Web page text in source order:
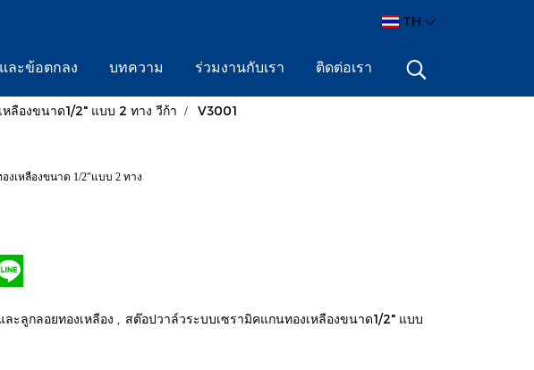
TH
ละข้อตกลง บทความ ร่วมงานกับเรา ติดต่อเรา
ลืองขนาด1/2" แบบ 2 ทาง วีก้า V3001
งเหลืองขนาด 1/2"แบบ 2 ทาง
ะลูกลอยทองเหลือง
สต๊อปวาล์วระบบเซรามิคแกนทองเหลืองขนาด1/2" แบบ